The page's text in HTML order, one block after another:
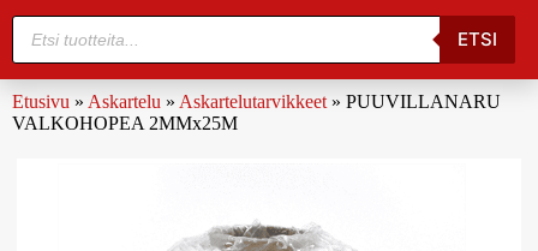
ETSI
Etusivu » Askartelu » Askartelutarvikkeet » PUUVILLANARU
VALKOHOPEA 2MMx25M